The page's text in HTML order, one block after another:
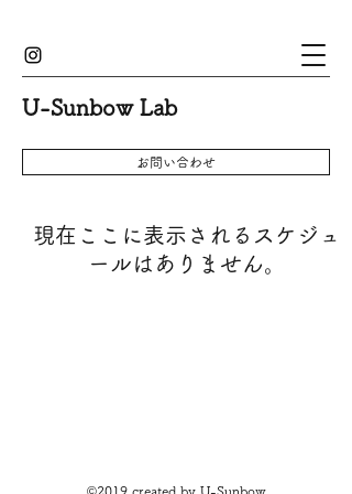
U-Sunbow Lab
お問い合わせ
現在ここに表示されるスケジュ
ールはありません。
©2019 created by U-Sunbow